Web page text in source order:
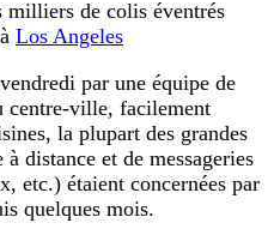
de colis éventrés
Los Angeles
par une équipe de
centre-ville, facilement
la plupart des grandes
distance et de messageries
etc.) étaient concernées par
quelques mois.